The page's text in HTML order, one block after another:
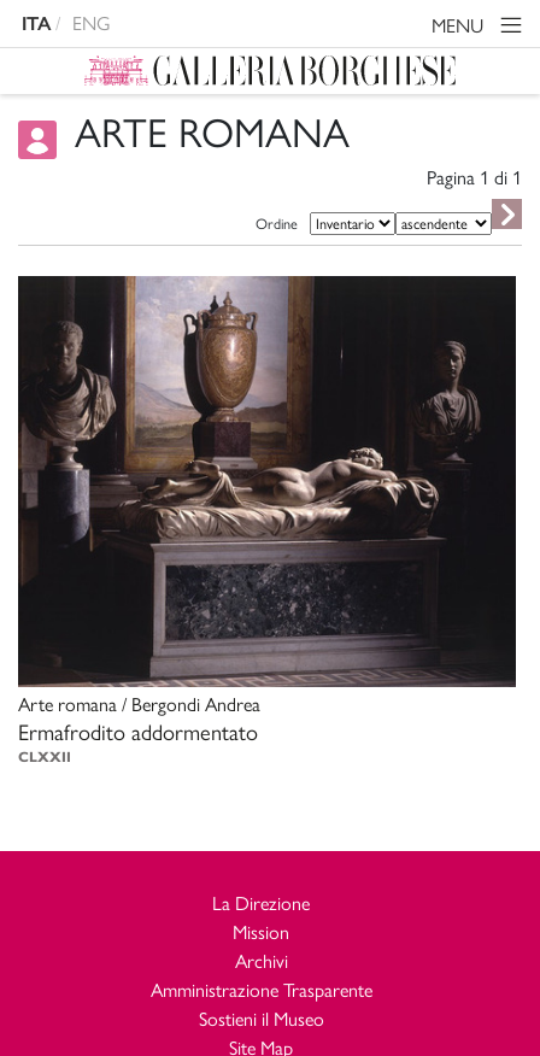
ITA ENG MENU
ARTE ROMANA
Pagina 1 di 1
Ordine
Arte romana / Bergondi Andrea
Ermafrodito addormentato
CLXXII
La Direzione
Mission
Archivi
Amministrazione Trasparente
Sostieni il Museo
Site Map